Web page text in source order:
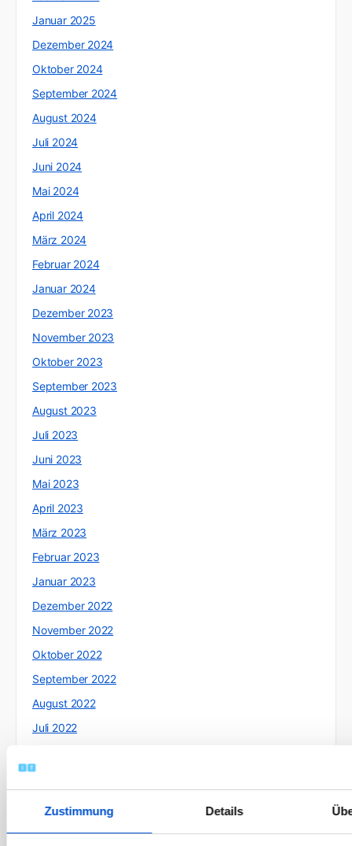
Zustimmung Details
Januar 2025
Dezember 2024
Oktober 2024
September 2024
August 2024
Juli 2024
Juni 2024
Mai 2024
April 2024
März 2024
Februar 2024
Januar 2024
Dezember 2023
November 2023
Oktober 2023
September 2023
August 2023
Juli 2023
Juni 2023
Mai 2023
April 2023
März 2023
Februar 2023
Januar 2023
Dezember 2022
November 2022
Oktober 2022
September 2022
August 2022
Juli 2022
Mai 2022